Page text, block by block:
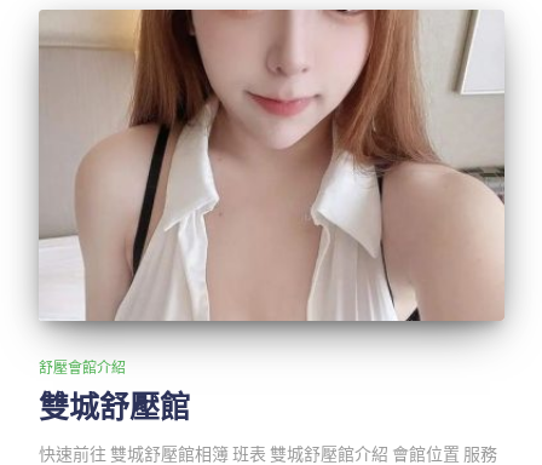
舒壓會館介紹
雙城舒壓館
快速前往 雙城舒壓館相簿 班表 雙城舒壓館介紹 會館位置 服務